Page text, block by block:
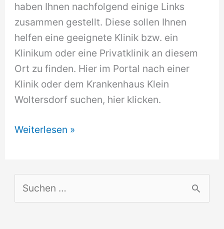
haben Ihnen nachfolgend einige Links
zusammen gestellt. Diese sollen Ihnen
helfen eine geeignete Klinik bzw. ein
Klinikum oder eine Privatklinik an diesem
Ort zu finden. Hier im Portal nach einer
Klinik oder dem Krankenhaus Klein
Woltersdorf suchen, hier klicken.
Krankenhaus
Weiterlesen »
u